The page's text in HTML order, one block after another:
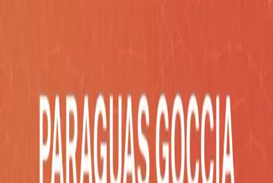
InicioCatálogo DesarrollosBlogEmpresa Contacto
COTIZA AHORA